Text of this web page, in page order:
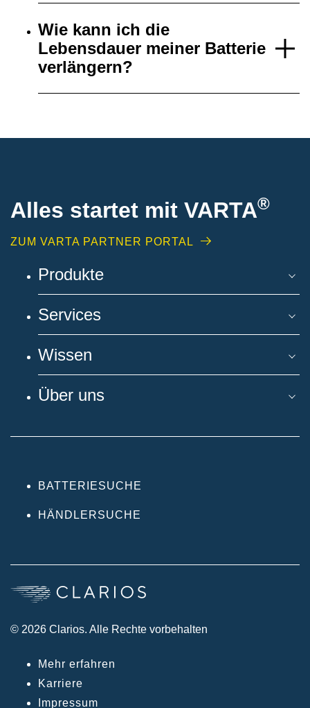
Wie kann ich die
Lebensdauer meiner Batterie
verlängern?
Alles startet mit VARTA®
ZUM VARTA PARTNER PORTAL
Produkte
Services
Wissen
Über uns
BATTERIESUCHE
HÄNDLERSUCHE
© 2026 Clarios. Alle Rechte vorbehalten
Mehr erfahren
Karriere
Impressum